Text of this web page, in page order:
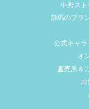
中野ス
群馬のブラ
公式キャラ
オ
直売所＆